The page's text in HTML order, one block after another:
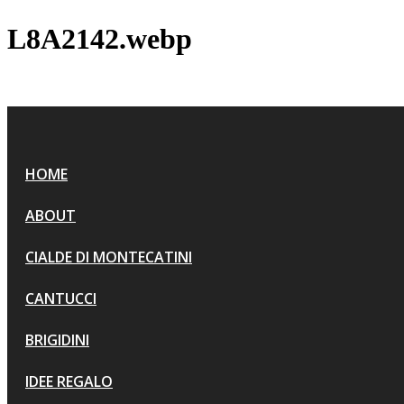
L8A2142.webp
HOME
ABOUT
CIALDE DI MONTECATINI
CANTUCCI
BRIGIDINI
IDEE REGALO